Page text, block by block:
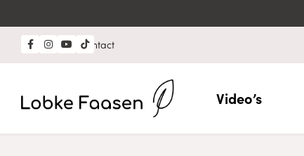
Video’s
Professional? Contact